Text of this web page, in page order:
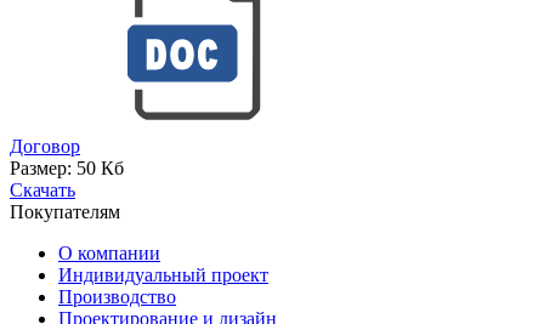
Договор
Размер: 50 Кб
Скачать
Покупателям
О компании
Индивидуальный проект
Производство
Проектирование и дизайн